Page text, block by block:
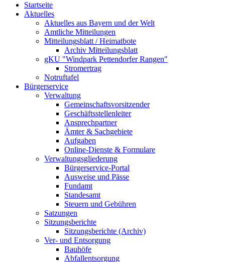
Startseite
Aktuelles
Aktuelles aus Bayern und der Welt
Amtliche Mitteilungen
Mitteilungsblatt / Heimatbote
Archiv Mitteilungsblatt
gKU "Windpark Pettendorfer Rangen"
Stromertrag
Notruftafel
Bürgerservice
Verwaltung
Gemeinschaftsvorsitzender
Geschäftsstellenleiter
Ansprechpartner
Ämter & Sachgebiete
Aufgaben
Online-Dienste & Formulare
Verwaltungsgliederung
Bürgerservice-Portal
Ausweise und Pässe
Fundamt
Standesamt
Steuern und Gebühren
Satzungen
Sitzungsberichte
Sitzungsberichte (Archiv)
Ver- und Entsorgung
Bauhöfe
Abfallentsorgung